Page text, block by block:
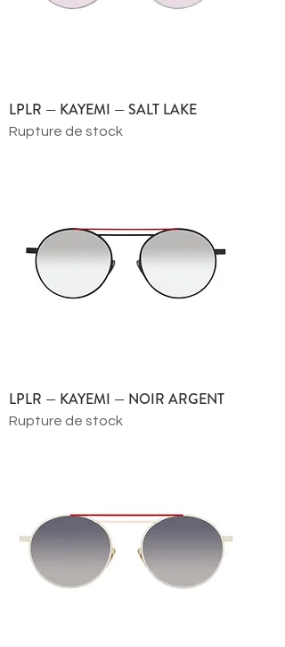
LPLR — KAYEMI — SALT LAKE
Rupture de stock
LPLR — KAYEMI — NOIR ARGENT
Rupture de stock